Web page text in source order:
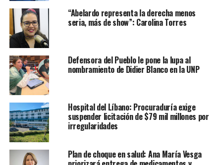
“Abelardo representa la derecha menos
seria, más de show”: Carolina Torres
Defensora del Pueblo le pone la lupa al
nombramiento de Didier Blanco en la UNP
Hospital del Líbano: Procuraduría exige
suspender licitación de $79 mil millones por
irregularidades
Plan de choque en salud: Ana María Vesga